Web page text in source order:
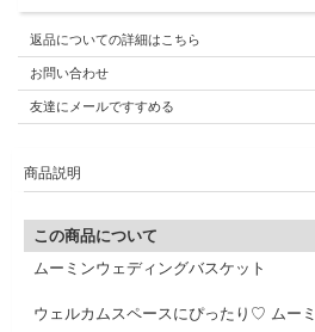
返品についての詳細はこちら
お問い合わせ
友達にメールですすめる
商品説明
この商品について
ムーミンウェディングバスケット
ウェルカムスペースにぴったり♡ ムー